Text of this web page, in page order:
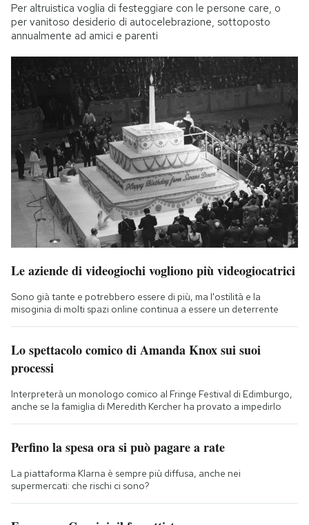
Per altruistica voglia di festeggiare con le persone care, o
per vanitoso desiderio di autocelebrazione, sottoposto
annualmente ad amici e parenti
Le aziende di videogiochi vogliono più videogiocatrici
Sono già tante e potrebbero essere di più, ma l'ostilità e la
misoginia di molti spazi online continua a essere un deterrente
Lo spettacolo comico di Amanda Knox sui suoi
processi
Interpreterà un monologo comico al Fringe Festival di Edimburgo,
anche se la famiglia di Meredith Kercher ha provato a impedirlo
Perfino la spesa ora si può pagare a rate
La piattaforma Klarna è sempre più diffusa, anche nei
supermercati: che rischi ci sono?